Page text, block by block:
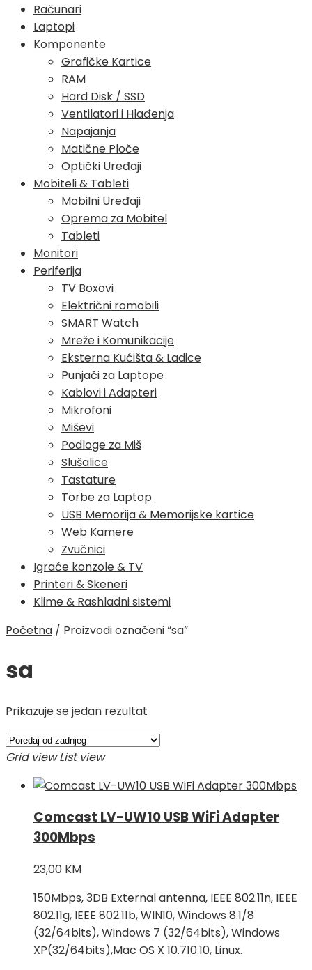
Računari
Laptopi
Komponente
Grafičke Kartice
RAM
Hard Disk / SSD
Ventilatori i Hlađenja
Napajanja
Matične Ploče
Optički Uređaji
Mobiteli & Tableti
Mobilni Uređaji
Oprema za Mobitel
Tableti
Monitori
Periferija
TV Boxovi
Električni romobili
SMART Watch
Mreže i Komunikacije
Eksterna Kućišta & Ladice
Punjači za Laptope
Kablovi i Adapteri
Mikrofoni
Miševi
Podloge za Miš
Slušalice
Tastature
Torbe za Laptop
USB Memorija & Memorijske kartice
Web Kamere
Zvučnici
Igraće konzole & TV
Printeri & Skeneri
Klime & Rashladni sistemi
Početna / Proizvodi označeni “sa”
sa
Prikazuje se jedan rezultat
Grid view List view
Comcast LV-UW10 USB WiFi Adapter
300Mbps
23,00 KM
150Mbps, 3DB External antenna, IEEE 802.11n, IEEE
802.11g, IEEE 802.11b, WIN10, Windows 8.1/8
(32/64bits), Windows 7 (32/64bits), Windows
XP(32/64bits),Mac OS X 10.710.10, Linux.